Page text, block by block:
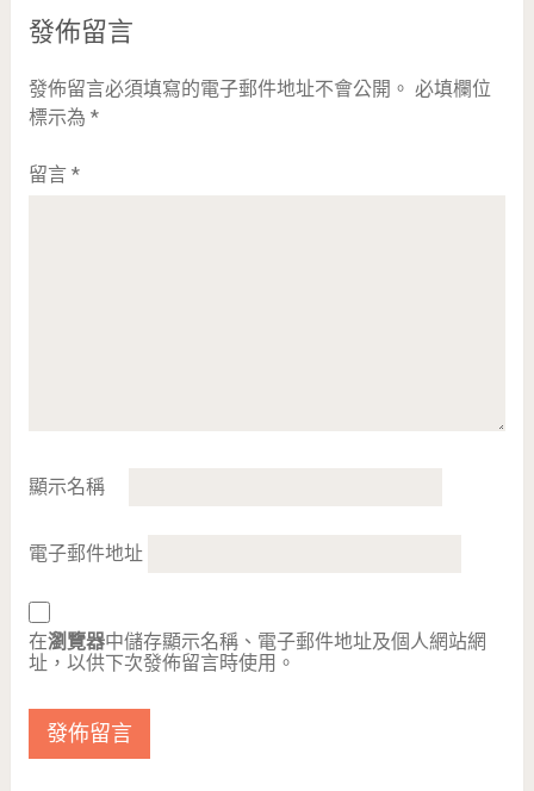
發佈留言
發佈留言必須填寫的電子郵件地址不會公開。 必填欄位
標示為 *
留言 *
顯示名稱
電子郵件地址
在瀏覽器中儲存顯示名稱、電子郵件地址及個人網站網
址，以供下次發佈留言時使用。